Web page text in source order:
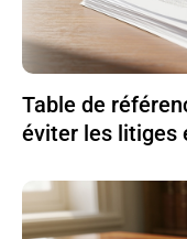
Table de
éviter les litiges